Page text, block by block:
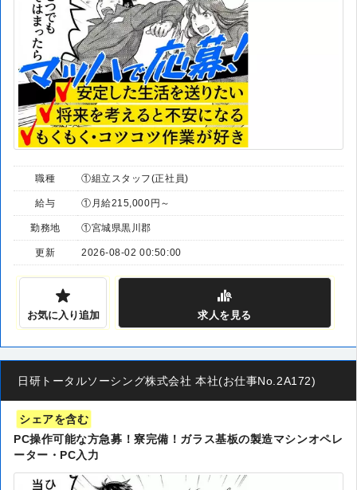
職種 ①組立スタッフ(正社員)
給与 ①月給215,000円～
勤務地 ①宮城県黒川郡
更新 2026-08-02 00:50:00
お気に入り追加 求人を見る
日研トータルソーシング株式会社 本社(お仕事No.2A172)
シェアを含む
PC操作可能な方急募！寮完備！ガラス基板の製造マシンオペレ
ーター・PC入力